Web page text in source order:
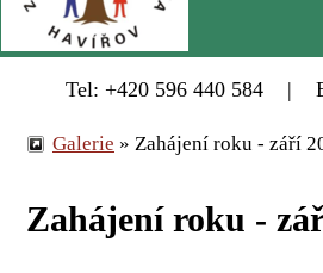
Tel: +420 596 440 584 |
Galerie » Zahájení roku - září
Zahájení roku -